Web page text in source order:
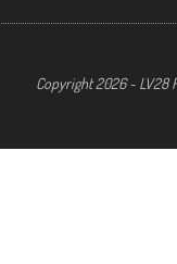
Copyright 2026 - LV28